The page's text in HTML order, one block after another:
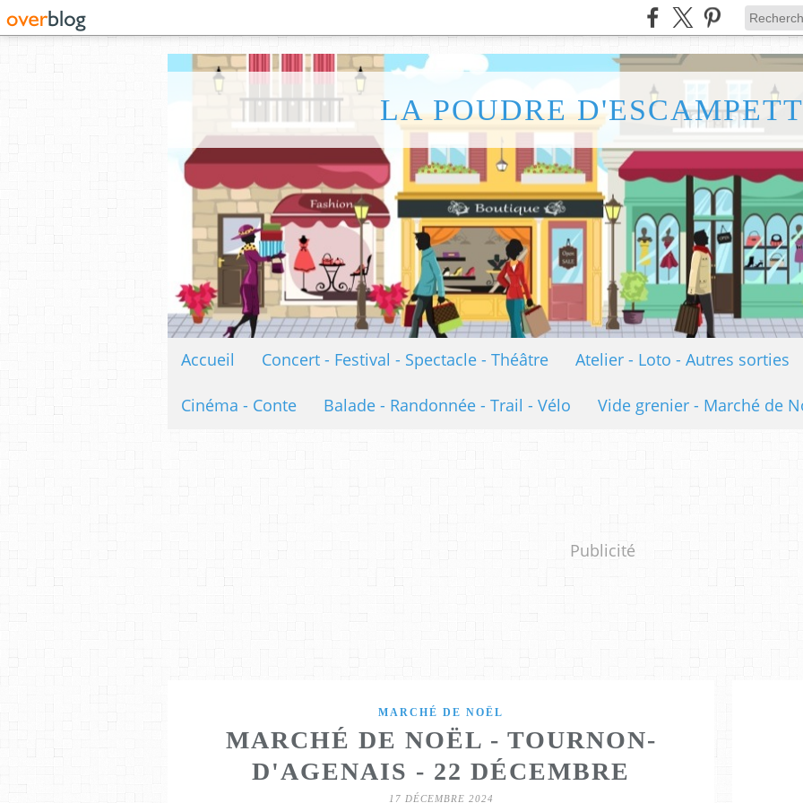
LA POUDRE
Accueil Concert - Festival - Spectacle - Théâtre Atelier - Loto - Autres sorties
Cinéma - Conte Balade - Randonnée - Trail - Vélo Vide grenier - Marché de
Publicité
MARCHÉ DE NOËL
MARCHÉ DE NOËL - TOURNON-
D'AGENAIS - 22 DÉCEMBRE
17 DÉCEMBRE 2024